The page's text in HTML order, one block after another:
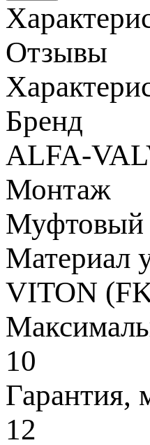
Отзывы
Бренд
ALFA-
Монтаж
Муфтовый
Материал
VITON
10
Гарантия,
12